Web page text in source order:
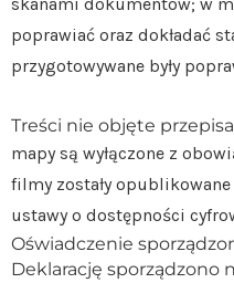
poprawiać oraz dokładać
przygotowywane były
Treści nie objęte
mapy są wyłączone z
filmy zostały
ustawy o dostępności
Oświadczenie
Deklarację sporządzono